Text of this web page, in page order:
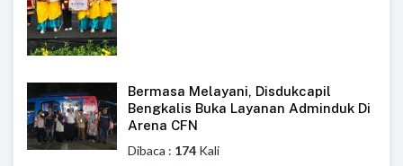
Bermasa Melayani, Disdukcapil
Bengkalis Buka Layanan Adminduk Di
Arena CFN
Dibaca : 174 Kali